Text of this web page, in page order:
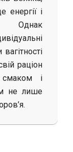
енергії і
Однак
раціон
смаком і
не лише